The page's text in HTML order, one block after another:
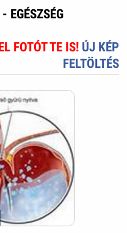
EGÉSZSÉG
FOTÓT TE IS! ÚJ KÉP
FELTÖLTÉS